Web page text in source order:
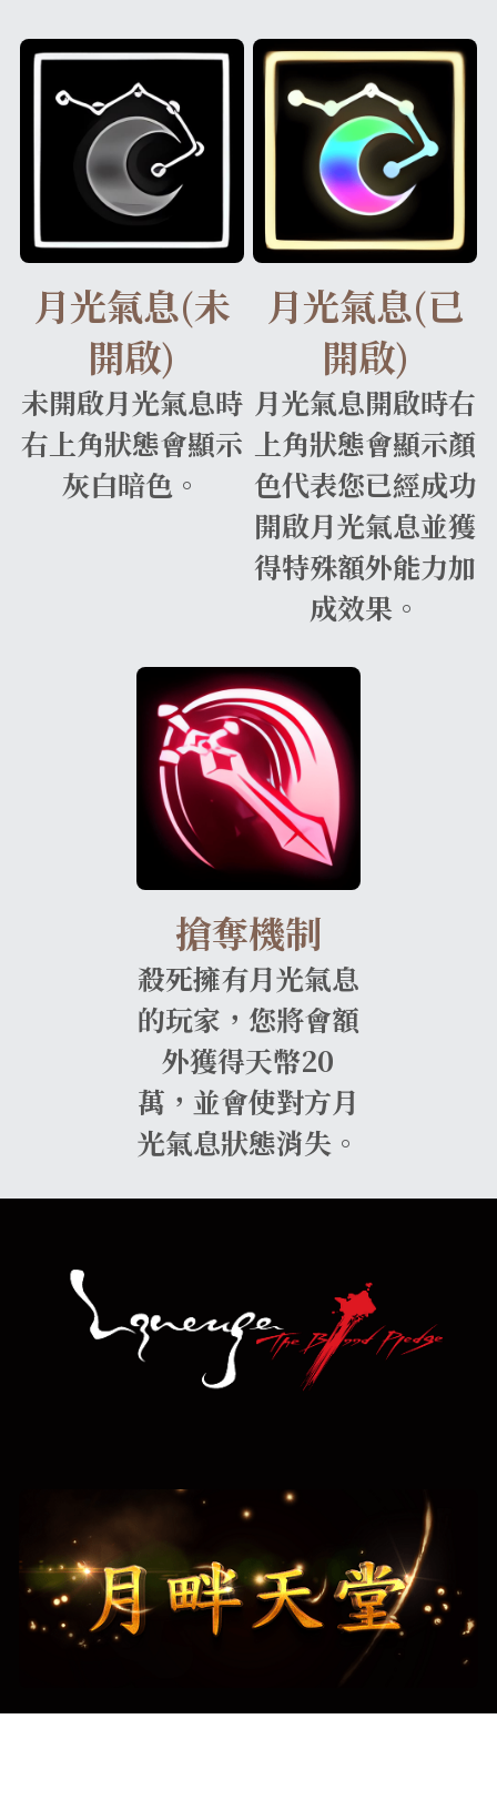
月光氣息(未
開啟)
未開啟月光氣息時
右上角狀態會顯示
灰白暗色。
月光氣息(已
開啟)
月光氣息開啟時右
上角狀態會顯示顏
色代表您已經成功
開啟月光氣息並獲
得特殊額外能力加
成效果。
搶奪機制
殺死擁有月光氣息
的玩家，您將會額
外獲得天幣20
萬，並會使對方月
光氣息狀態消失。